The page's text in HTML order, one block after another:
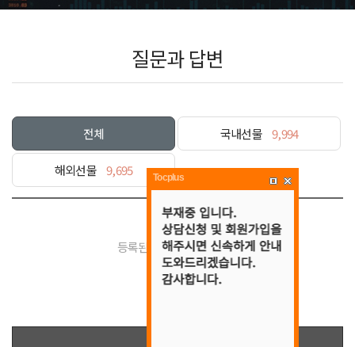
질문과 답변
전체 국내선물 9,994
해외선물 9,695
등록된 게시물이 없습니다.
Tocplus